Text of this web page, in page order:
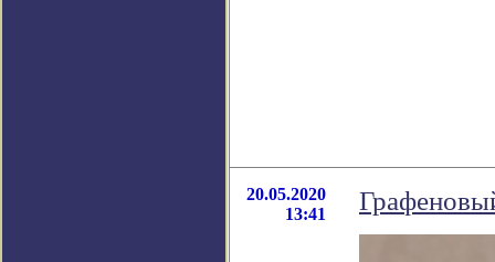
20.05.2020
13:41